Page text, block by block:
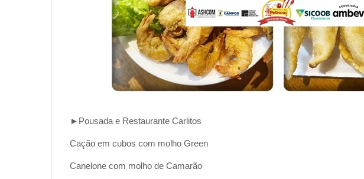
►Pousada e Restaurante Carlitos
Cação em cubos com molho Green
Canelone com molho de Camarão